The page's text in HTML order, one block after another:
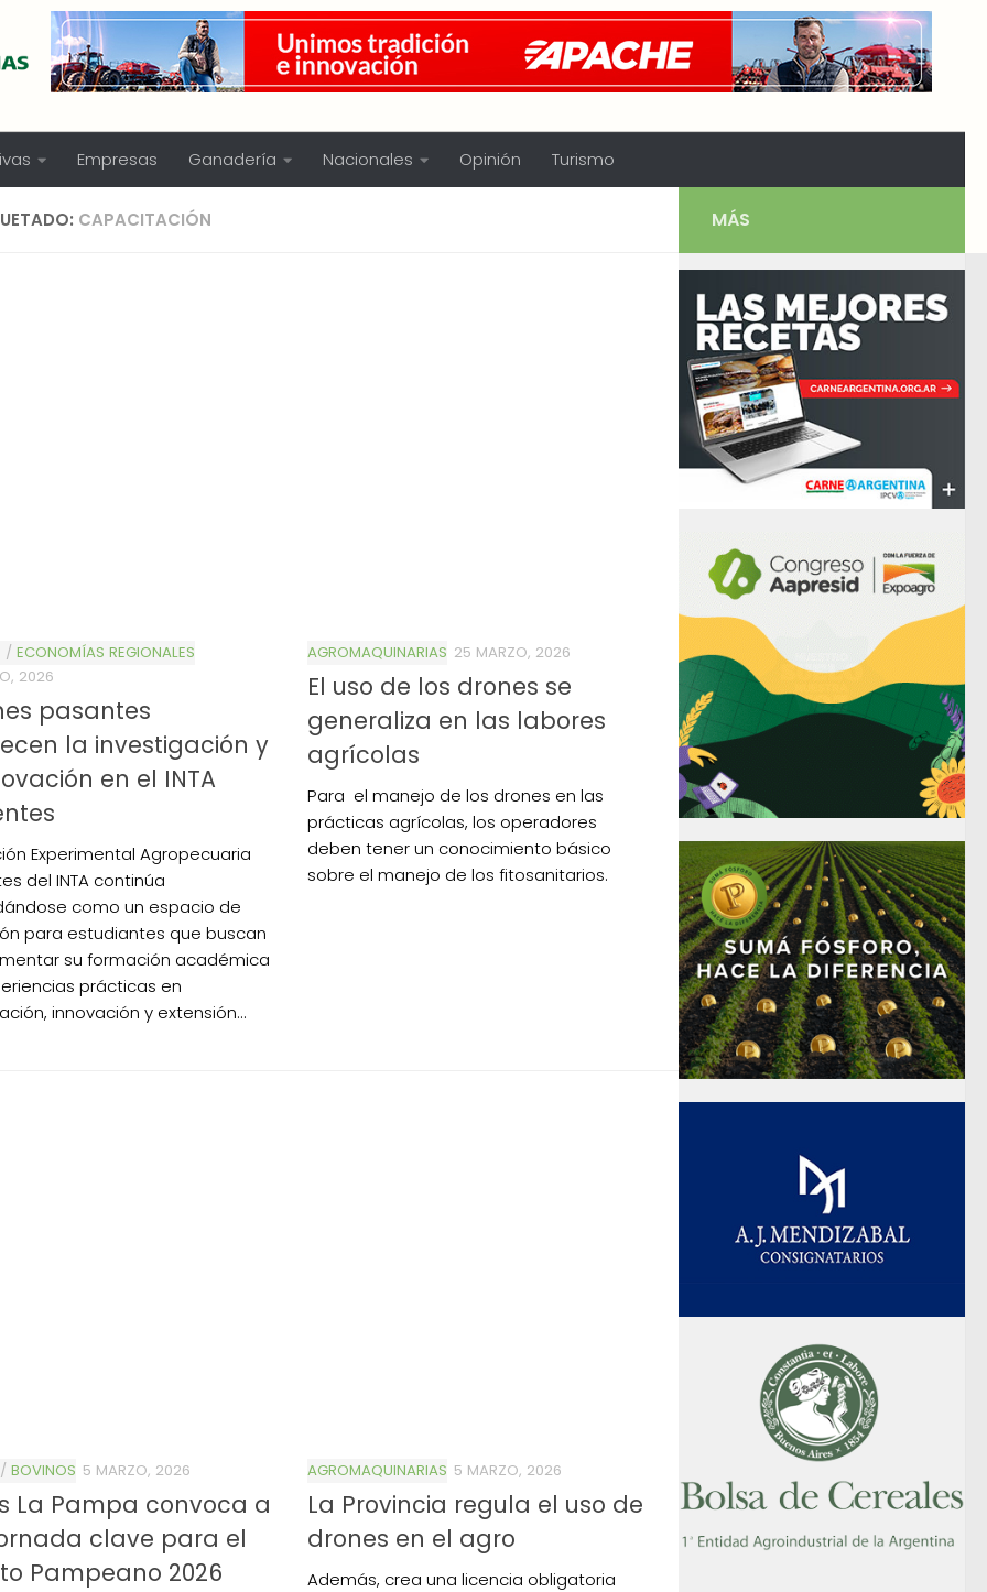
Empresas Ganadería Nacionales Opinión Turismo
CAPACITACIÓN
/ ECONOMÍAS REGIONALES
2026
pasantes
la investigación y
en el INTA
Experimental Agropecuaria
del INTA continúa
como un espacio de
para estudiantes que buscan
su formación académica
prácticas en
innovación y extensión...
AGROMAQUINARIAS 25 MARZO, 2026
El uso de los drones se
generaliza en las labores
agrícolas
Para el manejo de los drones en las
prácticas agrícolas, los operadores
deben tener un conocimiento básico
sobre el manejo de los fitosanitarios.
/ BOVINOS 5 MARZO, 2026
La Pampa convoca a
clave para el
Pampeano 2026
AGROMAQUINARIAS 5 MARZO, 2026
La Provincia regula el uso de
drones en el agro
Además, crea una licencia obligatoria
MÁS